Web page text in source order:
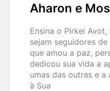
Aharon e
Ensina o Pirkei
sejam seguidores
que amou a paz,
dedicou sua vida a
umas das outras e
à Sua